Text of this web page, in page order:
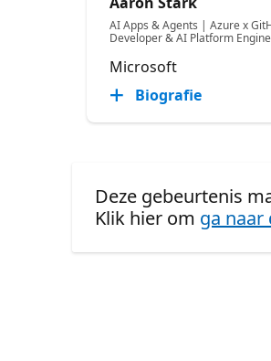
AI Apps & Agents | Azure x
Developer & AI Platform
Microsoft
Biografie
Deze gebeurtenis
Klik hier om ga naar